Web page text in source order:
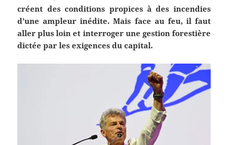
créent des conditions propices à des incendies
d’une ampleur inédite. Mais face au feu, il faut
aller plus loin et interroger une gestion forestière
dictée par les exigences du capital.